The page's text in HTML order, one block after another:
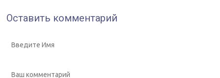
Оставить комментарий